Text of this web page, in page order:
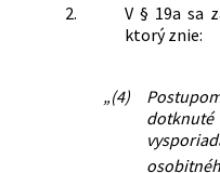
2.
V § 19a sa
ktorý znie:
„(4)